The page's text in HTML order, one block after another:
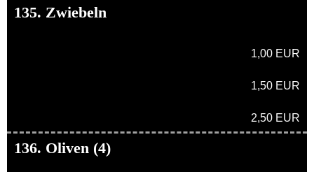
135. Zwiebeln
1,00 EUR
1,50 EUR
2,50 EUR
136. Oliven (4)